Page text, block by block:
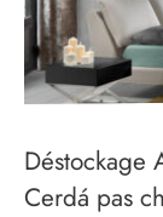
Déstockage
Cerdá pas